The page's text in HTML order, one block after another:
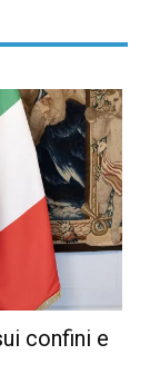
confini e